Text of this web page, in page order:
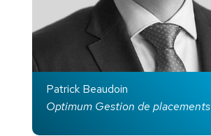
Patrick Beaudoin
Optimum Gestion de placements